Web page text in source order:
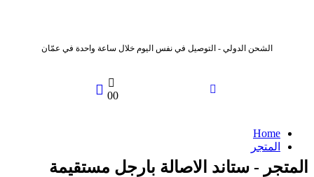
الشحن الدولي - التوصيل في نفس اليوم خلال ساعة واحدة في عمّان
00
Home
المتجر
المتجر - ستاند الاصالة بارجل مستقيمة